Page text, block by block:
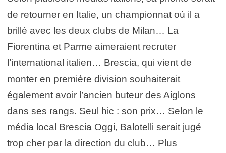
de retourner en Italie, un championnat où il a
brillé avec les deux clubs de Milan… La
Fiorentina et Parme aimeraient recruter
l’international italien… Brescia, qui vient de
monter en première division souhaiterait
également avoir l’ancien buteur des Aiglons
dans ses rangs. Seul hic : son prix… Selon le
média local Brescia Oggi, Balotelli serait jugé
trop cher par la direction du club… Plus